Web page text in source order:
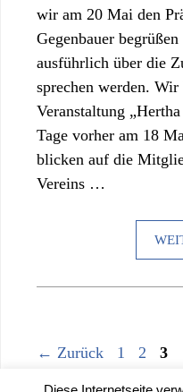
wir am 20 Mai den
Gegenbauer
ausführlich über die
sprechen werden.
Veranstaltung
Tage vorher am 18
blicken auf die
Vereins …
← Zurück Seite
1 Seite
2 Seite
3